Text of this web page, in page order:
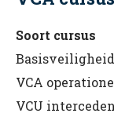
Soort cursus
Basisveiligheid
VCA
VCU